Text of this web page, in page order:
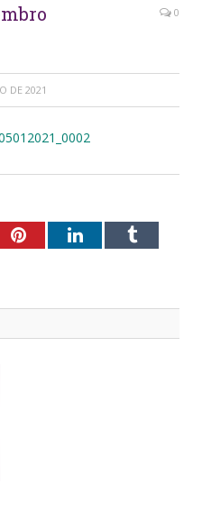
0
DE 2021
PinterestLinkedInTumblr